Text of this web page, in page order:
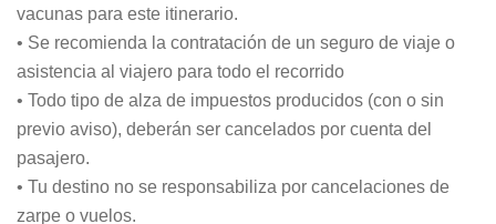
vacunas para este itinerario.
• Se recomienda la contratación de un seguro de viaje o
asistencia al viajero para todo el recorrido
• Todo tipo de alza de impuestos producidos (con o sin
previo aviso), deberán ser cancelados por cuenta del
pasajero.
• Tu destino no se responsabiliza por cancelaciones de
zarpe o vuelos.